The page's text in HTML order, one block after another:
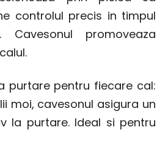
controlul precis in timpul
Cavesonul promoveaza
purtare pentru fiecare cal:
moi, cavesonul asigura un
la purtare. Ideal si pentru